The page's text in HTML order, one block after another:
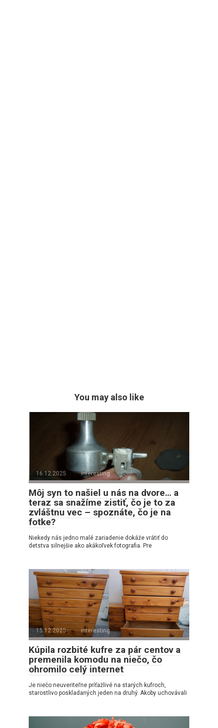
You may also like
16.12.2025 interesting
Môj syn to našiel u nás na dvore… a
teraz sa snažíme zistiť, čo je to za
zvláštnu vec – spoznáte, čo je na
fotke?
Niekedy nás jedno malé zariadenie dokáže vrátiť do
detstva silnejšie ako akákoľvek fotografia. Pre
15.12.2025 interesting
Kúpila rozbité kufre za pár centov a
premenila komodu na niečo, čo
ohromilo celý internet
Je niečo neuveriteľne príťažlivé na starých kufroch,
starostlivo poskladaných jeden na druhý. Akoby uchovávali